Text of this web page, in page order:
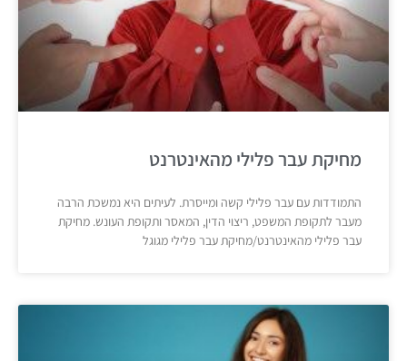
מחיקת עבר פלילי מהאינטרנט
התמודדות עם עבר פלילי קשה ומייסרת. לעיתים היא נמשכת הרבה
מעבר לתקופת המשפט, ריצוי הדין, המאסר ותקופת העונש. מחיקת
עבר פלילי מהאינטרנט/מחיקת עבר פלילי מגוגל